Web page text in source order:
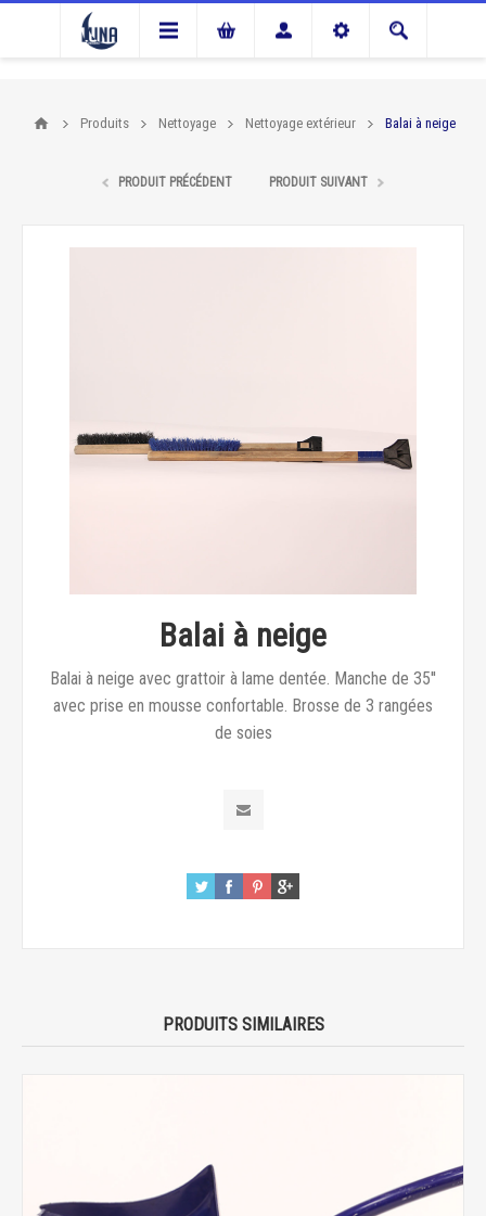
Produits Nettoyage Nettoyage extérieur Balai à neige
PRODUIT PRÉCÉDENT PRODUIT SUIVANT
Balai à neige
Balai à neige avec grattoir à lame dentée. Manche de 35''
avec prise en mousse confortable. Brosse de 3 rangées
de soies
PRODUITS SIMILAIRES